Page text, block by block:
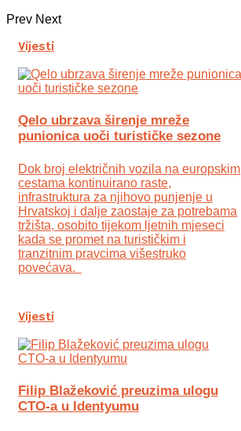
Prev Next
Vijesti
Qelo ubrzava širenje mreže
punionica uoči turističke sezone
Dok broj električnih vozila na europskim
cestama kontinuirano raste,
infrastruktura za njihovo punjenje u
Hrvatskoj i dalje zaostaje za potrebama
tržišta, osobito tijekom ljetnih mjeseci
kada se promet na turističkim i
tranzitnim pravcima višestruko
povećava.
Vijesti
Filip Blažeković preuzima ulogu
CTO-a u Identyumu